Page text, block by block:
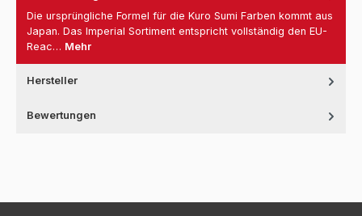
Die ursprüngliche Formel für die Kuro Sumi Farben kommt aus
Japan. Das Imperial Sortiment entspricht vollständig den EU-
Reac… Mehr
Hersteller
Bewertungen